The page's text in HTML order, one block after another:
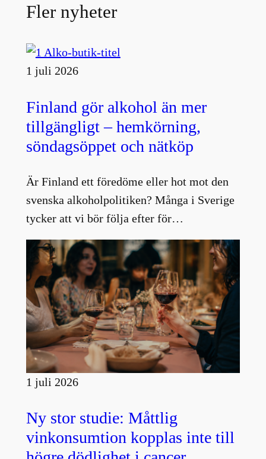
Fler nyheter
1 juli 2026
Finland gör alkohol än mer
tillgängligt – hemkörning,
söndagsöppet och nätköp
Är Finland ett föredöme eller hot mot den
svenska alkoholpolitiken? Många i Sverige
tycker att vi bör följa efter för…
1 juli 2026
Ny stor studie: Måttlig
vinkonsumtion kopplas inte till